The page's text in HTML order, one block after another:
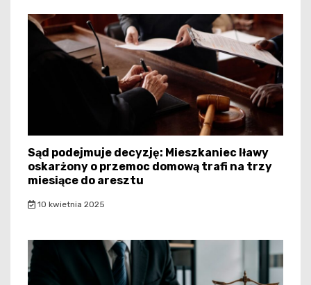
Sąd podejmuje decyzję: Mieszkaniec Iławy
oskarżony o przemoc domową trafi na trzy
miesiące do aresztu
10 kwietnia 2025